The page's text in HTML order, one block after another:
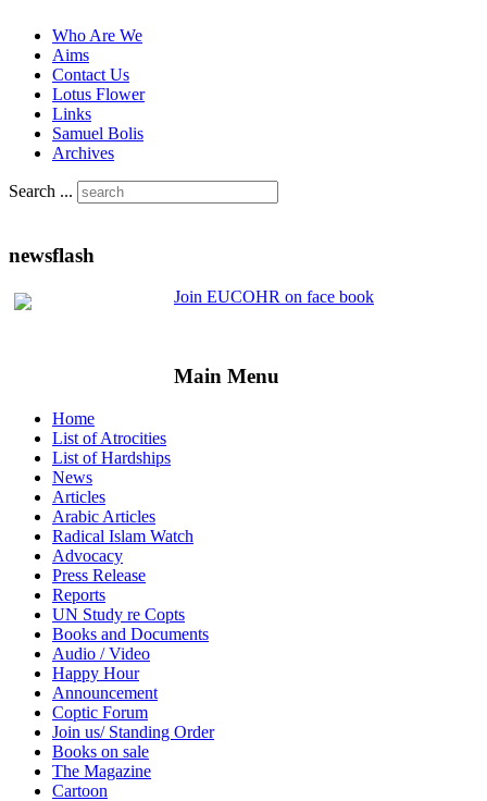
Who Are We
Aims
Contact Us
Lotus Flower
Links
Samuel Bolis
Archives
Search ...
newsflash
Join EUCOHR on face book
Main Menu
Home
List of Atrocities
List of Hardships
News
Articles
Arabic Articles
Radical Islam Watch
Advocacy
Press Release
Reports
UN Study re Copts
Books and Documents
Audio / Video
Happy Hour
Announcement
Coptic Forum
Join us/ Standing Order
Books on sale
The Magazine
Cartoon